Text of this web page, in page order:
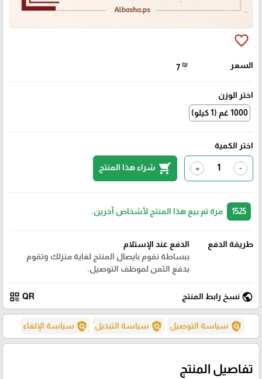
favorite_border
السعر 7 ₪
اختر الوزن
1000 غم (1 كيلو)
اختر الكمية
-
+
shopping_cart شراء هذا المنتج
مرة تم بيع هذا المنتج لأشخاص آخرين.
طريقة الدفع
الدفع عند الإستلام
ببساطة نقوم بايصال المنتج لغاية منزلك وتقوم
بدفع الثمن لموظف التوصيل.
public نسخ رابط المنتج QR
qr_code
policy سياسة التوصيل policy سياسة التبديل policy سياسة الإلغاء
تفاصيل المنتج